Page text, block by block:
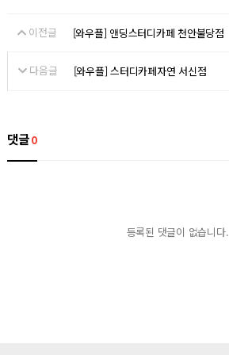
이전글 [와우플] 앤딩스터디카페 천안불당점
다음글 [와우플] 스터디카페자연 서신점
댓글0
등록된 댓글이 없습니다.